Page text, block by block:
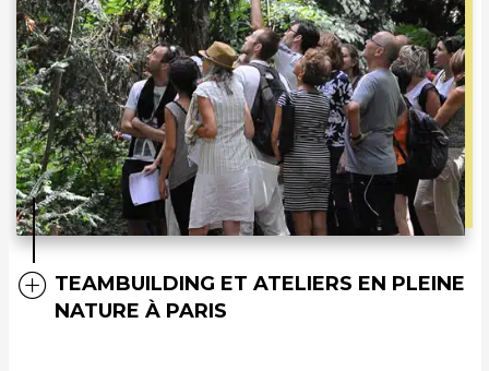
TEAMBUILDING ET ATELIERS EN PLEINE
NATURE À PARIS